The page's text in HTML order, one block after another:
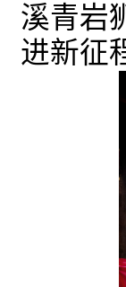
溪青岩
进新征